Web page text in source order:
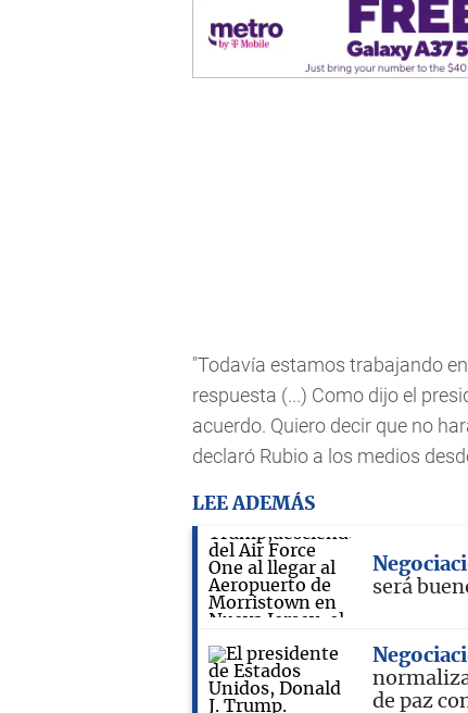
"Todavía estamos trabajando
respuesta (...) Como dijo el
acuerdo. Quiero decir que no
declaró Rubio a los medios
LEE ADEMÁS
será
de paz